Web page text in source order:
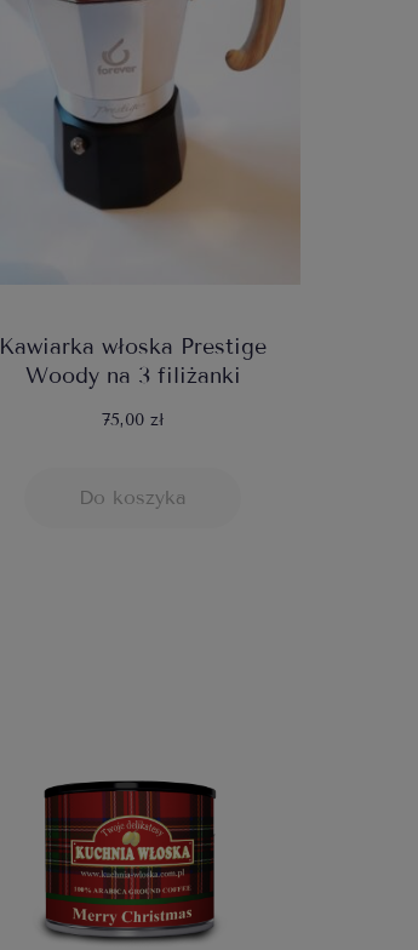
Kawiarka włoska Prestige
Woody na 3 filiżanki
75,00 zł
Do koszyka